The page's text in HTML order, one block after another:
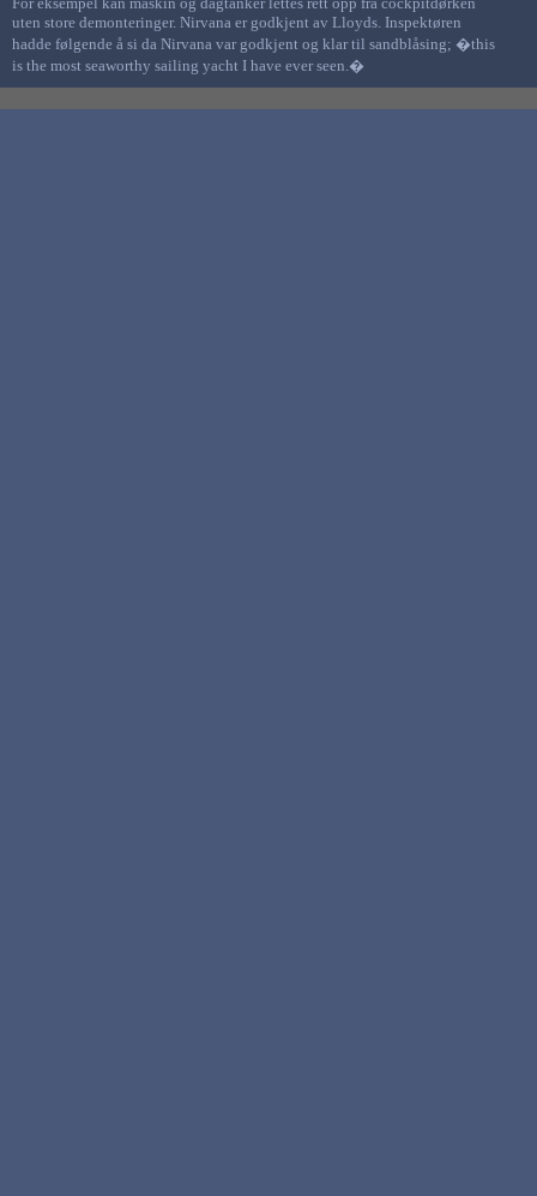
uten store demonteringer. Nirvana er godkjent av Lloyds. Inspektøren
hadde følgende å si da Nirvana var godkjent og klar til sandblåsing; �this
is the most seaworthy sailing yacht I have ever seen.�